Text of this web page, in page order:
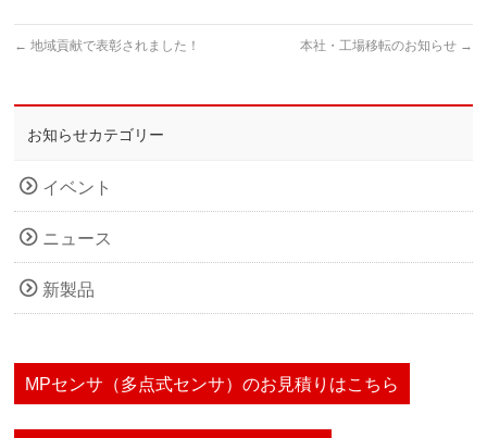
← 地域貢献で表彰されました！ 本社・工場移転のお知らせ →
お知らせカテゴリー
イベント
ニュース
新製品
MPセンサ（多点式センサ）のお見積りはこちら